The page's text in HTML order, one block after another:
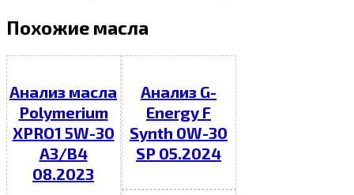
Похожие масла
Анализ масла
Polymerium
XPRO1 5W-30
A3/B4
08.2023
Анализ G-
Energy F
Synth 0W-30
SP 05.2024